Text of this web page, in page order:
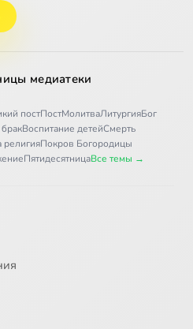
медиатеки
постПостМолитваЛитургияБог
Воспитание детейСмерть
Покров Богородицы
ПятидесятницаВсе темы →